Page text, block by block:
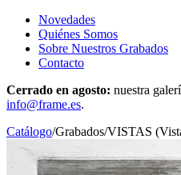
Novedades
Quiénes Somos
Sobre Nuestros Grabados
Contacto
Cerrado en agosto: nuestra
info@frame.es.
Catálogo/Grabados/VISTAS